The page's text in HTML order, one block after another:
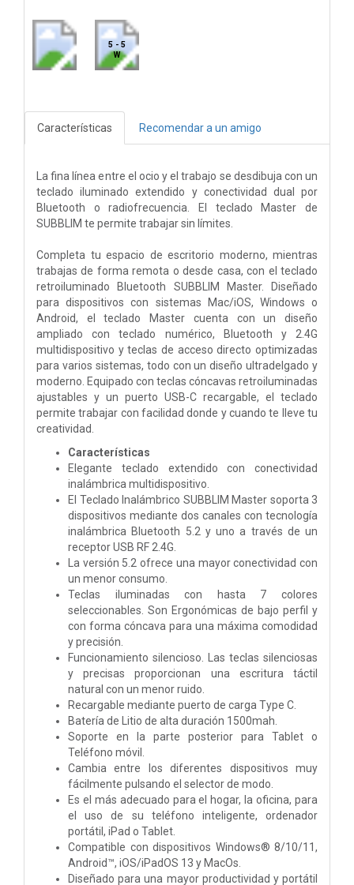
5 - 5
W
Características Recomendar a un amigo
La fina línea entre el ocio y el trabajo se desdibuja con un
teclado iluminado extendido y conectividad dual por
Bluetooth o radiofrecuencia. El teclado Master de
SUBBLIM te permite trabajar sin límites.
Completa tu espacio de escritorio moderno, mientras
trabajas de forma remota o desde casa, con el teclado
retroiluminado Bluetooth SUBBLIM Master. Diseñado
para dispositivos con sistemas Mac/iOS, Windows o
Android, el teclado Master cuenta con un diseño
ampliado con teclado numérico, Bluetooth y 2.4G
multidispositivo y teclas de acceso directo optimizadas
para varios sistemas, todo con un diseño ultradelgado y
moderno. Equipado con teclas cóncavas retroiluminadas
ajustables y un puerto USB-C recargable, el teclado
permite trabajar con facilidad donde y cuando te lleve tu
creatividad.
Características
Elegante teclado extendido con conectividad
inalámbrica multidispositivo.
El Teclado Inalámbrico SUBBLIM Master soporta 3
dispositivos mediante dos canales con tecnología
inalámbrica Bluetooth 5.2 y uno a través de un
receptor USB RF 2.4G.
La versión 5.2 ofrece una mayor conectividad con
un menor consumo.
Teclas iluminadas con hasta 7 colores
seleccionables. Son Ergonómicas de bajo perfil y
con forma cóncava para una máxima comodidad
y precisión.
Funcionamiento silencioso. Las teclas silenciosas
y precisas proporcionan una escritura táctil
natural con un menor ruido.
Recargable mediante puerto de carga Type C.
Batería de Litio de alta duración 1500mah.
Soporte en la parte posterior para Tablet o
Teléfono móvil.
Cambia entre los diferentes dispositivos muy
fácilmente pulsando el selector de modo.
Es el más adecuado para el hogar, la oficina, para
el uso de su teléfono inteligente, ordenador
portátil, iPad o Tablet.
Compatible con dispositivos Windows® 8/10/11,
Android™, iOS/iPadOS 13 y MacOs.
Diseñado para una mayor productividad y portátil